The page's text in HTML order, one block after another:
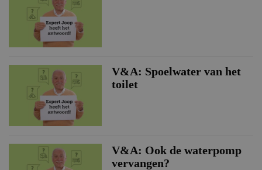
V&A: Spoelwater van het
toilet
V&A: Ook de waterpomp
vervangen?